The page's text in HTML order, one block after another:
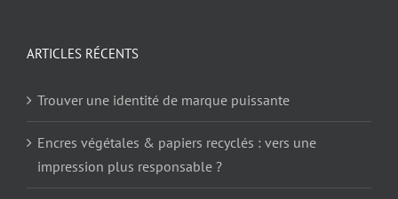
ARTICLES RÉCENTS
Trouver une identité de marque puissante
Encres végétales & papiers recyclés : vers une
impression plus responsable ?